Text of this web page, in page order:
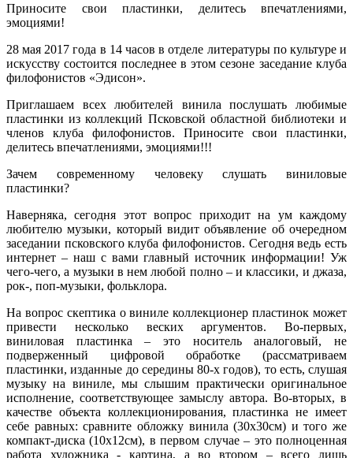
Приносите свои пластинки, делитесь впечатлениями,
эмоциями!
28 мая 2017 года в 14 часов в отделе литературы по культуре и
искусству состоится последнее в этом сезоне заседание клуба
филофонистов «Эдисон».
Приглашаем всех любителей винила послушать любимые
пластинки из коллекций Псковской областной библиотеки и
членов клуба филофонистов. Приносите свои пластинки,
делитесь впечатлениями, эмоциями!!!
Зачем современному человеку слушать виниловые
пластинки?
Наверняка, сегодня этот вопрос приходит на ум каждому
любителю музыки, который видит объявление об очередном
заседании псковского клуба филофонистов. Сегодня ведь есть
интернет – наш с вами главный источник информации! Уж
чего-чего, а музыки в нем любой полно – и классики, и джаза,
рок-, поп-музыки, фольклора.
На вопрос скептика о виниле коллекционер пластинок может
привести несколько веских аргументов. Во-первых,
виниловая пластинка – это носитель аналоговый, не
подверженный цифровой обработке (рассматриваем
пластинки, изданные до середины 80-х годов), то есть, слушая
музыку на виниле, мы слышим практически оригинальное
исполнение, соответствующее замыслу автора. Во-вторых, в
качестве объекта коллекционирования, пластинка не имеет
себе равных: сравните обложку винила (30х30см) и того же
компакт-диска (10х12см), в первом случае – это полноценная
работа художника - картина, а во втором – всего лишь